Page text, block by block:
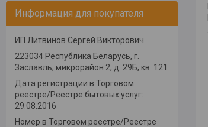
Информация для покупателя
ИП Литвинов Сергей Викторович ­­­­
223034 Республика Беларусь, г.
Заславль­­­,­ микрорайон 2, д. 29Б, кв. 121
Дата регистрации в Торговом
реестре/Реестре бытовых услуг:
29.08.2016
Номер в Торговом реестре/Реестре